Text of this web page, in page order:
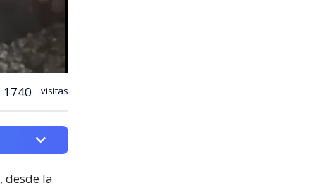
1740 visitas
, desde la